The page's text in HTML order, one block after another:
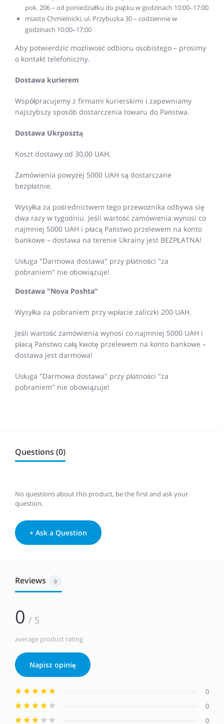
pok. 206 – od poniedziałku do piątku w godzinach 10:00–17:00
miasto Chmielnicki, ul. Przybuzka 30 – codziennie w
godzinach 10:00–17:00
Aby potwierdzić możliwość odbioru osobistego – prosimy
o kontakt telefoniczny.
Dostawa kurierem
Współpracujemy z firmami kurierskimi i zapewniamy
najszybszy sposób dostarczenia towaru do Państwa.
Dostawa Ukrposztą
Koszt dostawy od 30,00 UAH.
Zamówienia powyżej 5000 UAH są dostarczane
bezpłatnie.
Wysyłka za pośrednictwem tego przewoźnika odbywa się
dwa razy w tygodniu. Jeśli wartość zamówienia wynosi co
najmniej 5000 UAH i płacą Państwo przelewem na konto
bankowe – dostawa na terenie Ukrainy jest BEZPŁATNA!
Usługa "Darmowa dostawa" przy płatności "za
pobraniem" nie obowiązuje!
Dostawa "Nova Poshta"
Wysyłka za pobraniem przy wpłacie zaliczki 200 UAH.
Jeśli wartość zamówienia wynosi co najmniej 5000 UAH i
płacą Państwo całą kwotę przelewem na konto bankowe –
dostawa jest darmowa!
Usługa "Darmowa dostawa" przy płatności "za
pobraniem" nie obowiązuje!
Questions (0)
No questions about this product, be the first and ask your
question.
+ Ask a Question
Reviews 0
0 / 5
average product rating
Napisz opinię
0
0
0